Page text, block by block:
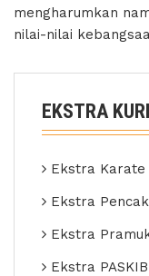
mengharumkan
nilai-nilai
EKSTRA
Ekstra Karate
Ekstra
Ekstra
Ekstra